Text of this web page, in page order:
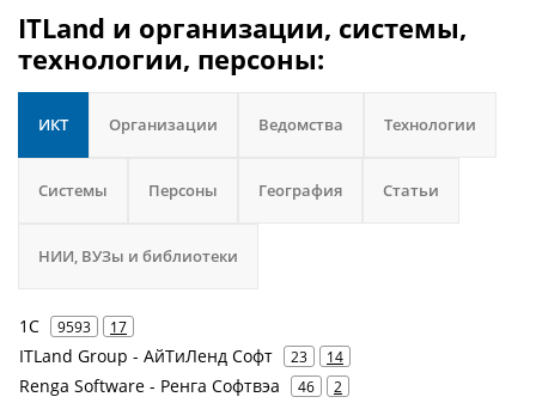
ITLand и организации, системы,
технологии, персоны:
ИКТ Организации Ведомства Технологии
Системы Персоны География Статьи
НИИ, ВУЗы и библиотеки
1С 9593 17
ITLand Group - АйТиЛенд Софт 23 14
Renga Software - Ренга Софтвэа 46 2